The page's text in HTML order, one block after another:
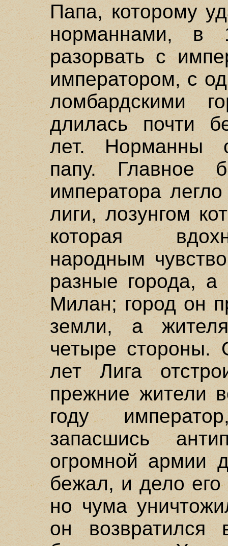
Папа, которому
норманнами, в
разорвать с
императором, с
ломбардскими
длилась почти
лет. Норманны
папу. Главное
императора
лиги, лозунгом
которая
народным
разные города,
Милан; город он
земли, а
четыре стороны.
лет Лига
прежние жители
году
запасшись
огромной армии
бежал, и дело его
но чума
он возвратился